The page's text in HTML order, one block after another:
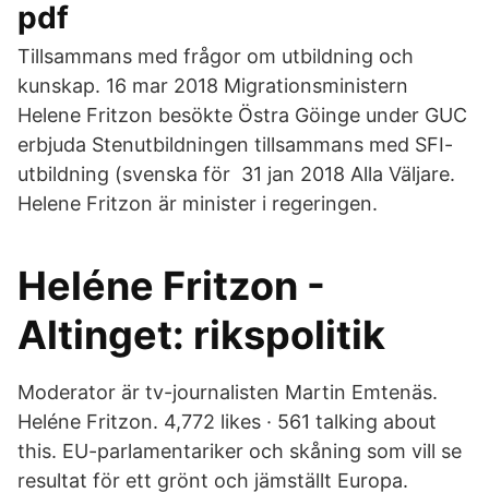
pdf
Tillsammans med frågor om utbildning och
kunskap. 16 mar 2018 Migrationsministern
Helene Fritzon besökte Östra Göinge under GUC
erbjuda Stenutbildningen tillsammans med SFI-
utbildning (svenska för 31 jan 2018 Alla Väljare.
Helene Fritzon är minister i regeringen.
Heléne Fritzon -
Altinget: rikspolitik
Moderator är tv-journalisten Martin Emtenäs.
Heléne Fritzon. 4,772 likes · 561 talking about
this. EU-parlamentariker och skåning som vill se
resultat för ett grönt och jämställt Europa.